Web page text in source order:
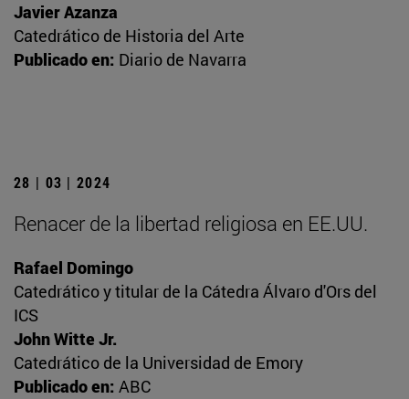
Javier Azanza
Catedrático de Historia del Arte
Publicado en: Diario de Navarra
28 | 03 | 2024
Renacer de la libertad religiosa en EE.UU.
Rafael Domingo
Catedrático y titular de la Cátedra Álvaro d'Ors del
ICS
John Witte Jr.
Catedrático de la Universidad de Emory
Publicado en: ABC